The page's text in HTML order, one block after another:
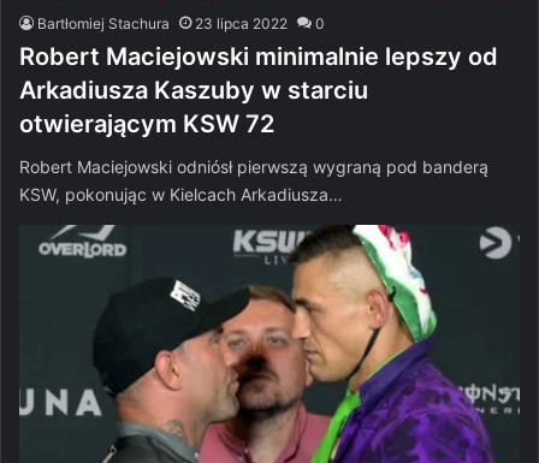
Bartłomiej Stachura 23 lipca 2022 0
Robert Maciejowski minimalnie lepszy od
Arkadiusza Kaszuby w starciu
otwierającym KSW 72
Robert Maciejowski odniósł pierwszą wygraną pod banderą
KSW, pokonując w Kielcach Arkadiusza…